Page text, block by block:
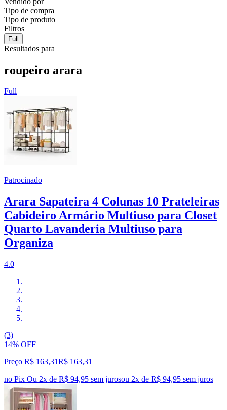
Tipo de compra
Tipo de produto
Filtros
Full
Resultados para
roupeiro arara
Full
Patrocinado
Arara Sapateira 4 Colunas 10 Prateleiras
Cabideiro Armário Multiuso para Closet
Quarto Lavanderia Multiuso para
Organiza
4.0
(3)
14% OFF
Preço R$ 163,31R$ 163,31
no Pix Ou 2x de R$ 94,95 sem jurosou 2x de R$ 94,95 sem juros